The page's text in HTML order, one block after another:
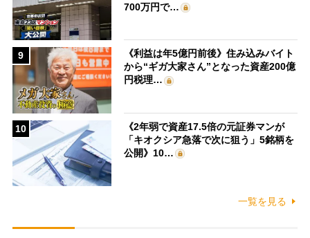
700万円で…
9
《利益は年5億円前後》住み込みバイト
から“ギガ大家さん”となった資産200億
円税理…
10
《2年弱で資産17.5倍の元証券マンが
「キオクシア急落で次に狙う」5銘柄を
公開》10…
一覧を見る